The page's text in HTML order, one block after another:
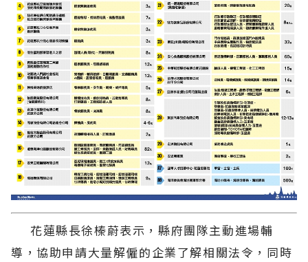
花蓮縣長徐榛蔚表示，縣府團隊主動進場輔
導，協助申請大量解僱的企業了解相關法令，同時